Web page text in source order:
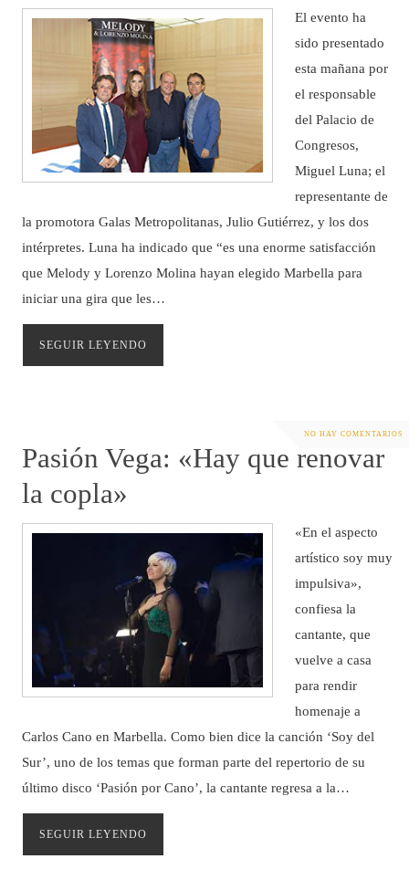
El evento ha
sido presentado
esta mañana por
el responsable
del Palacio de
Congresos,
Miguel Luna; el
representante de
la promotora Galas Metropolitanas, Julio Gutiérrez, y los dos
intérpretes. Luna ha indicado que “es una enorme satisfacción
que Melody y Lorenzo Molina hayan elegido Marbella para
iniciar una gira que les…
SEGUIR LEYENDO
NO HAY COMENTARIOS
Pasión Vega: «Hay que renovar
la copla»
«En el aspecto
artístico soy muy
impulsiva»,
confiesa la
cantante, que
vuelve a casa
para rendir
homenaje a
Carlos Cano en Marbella. Como bien dice la canción ‘Soy del
Sur’, uno de los temas que forman parte del repertorio de su
último disco ‘Pasión por Cano’, la cantante regresa a la…
SEGUIR LEYENDO